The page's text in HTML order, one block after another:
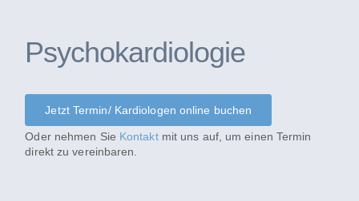
Psychokardiologie
Jetzt Termin/ Kardiologen online buchen
Oder nehmen Sie Kontaktmit uns auf, um einen Termin
direkt zu vereinbaren.